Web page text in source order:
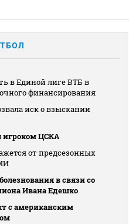
в Единой лиге ВТБ в
финансирования
иск о взыскании
игроком ЦСКА
от предсезонных
в связи со
Ивана Едешко
с американским